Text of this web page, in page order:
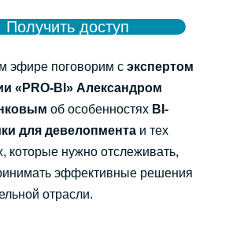
эфире поговорим с экспертом
«PRO-BI» Александром
об особенностях BI-
для девелопмента и тех
которые нужно отслеживать,
эффективные решения
отрасли.
Получить доступ